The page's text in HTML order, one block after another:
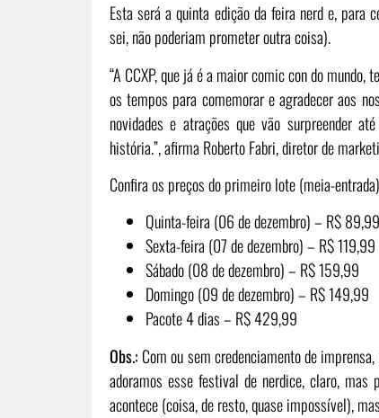
Esta será a quinta edição da feira nerd e,
sei, não poderiam prometer outra coisa).
“A CCXP, que já é a maior comic con do
os tempos para comemorar e agradecer aos
novidades e atrações que vão surpreender
história.”, afirma Roberto Fabri, diretor de
Confira os preços do primeiro lote (meia-
Quinta-feira (06 de dezembro) – R$ 89,99
Sexta-feira (07 de dezembro) – R$ 119,99
Sábado (08 de dezembro) – R$ 159,99
Domingo (09 de dezembro) – R$ 149,99
Pacote 4 dias – R$ 429,99
Obs.: Com ou sem credenciamento de
adoramos esse festival de nerdice, claro,
acontece (coisa, de resto, quase impossível),